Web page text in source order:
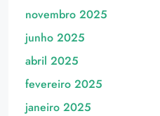
novembro 2025
junho 2025
abril 2025
fevereiro 2025
janeiro 2025